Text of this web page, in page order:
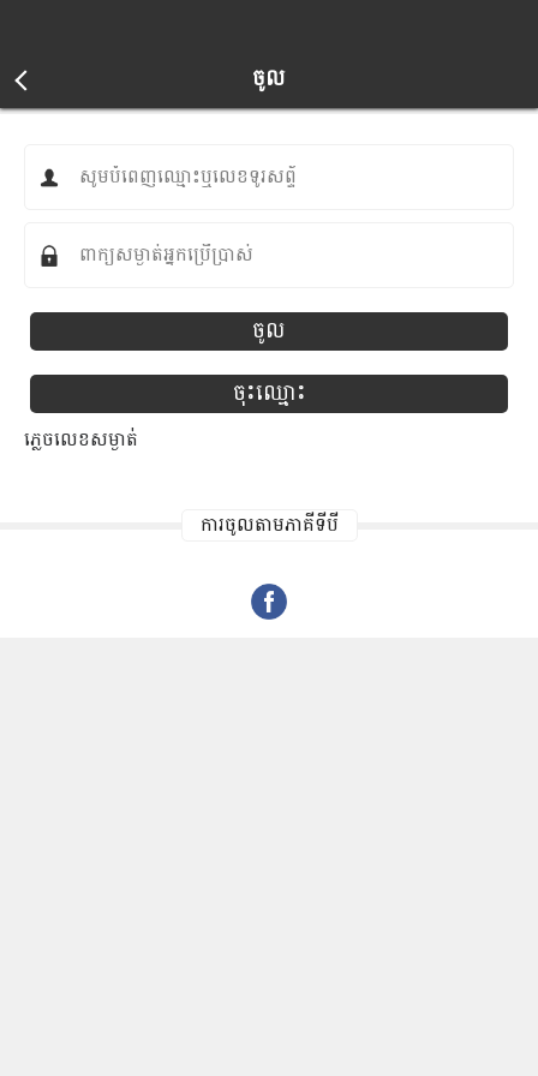
ចូល
សូមបំពេញឈ្មោះឬលេខទូរសព្ទ័
ពាក្យសម្ងាត់អ្នកប្រើប្រាស់
ចូល
ចុះឈ្មោះ
ភ្លេចលេខសម្ងាត់
ការចូលតាមភាគីទីបី